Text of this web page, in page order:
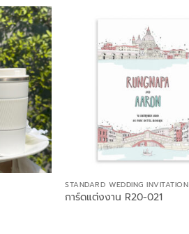
STANDARD WEDDING INVITATION
การ์ดแต่งงาน R20-021